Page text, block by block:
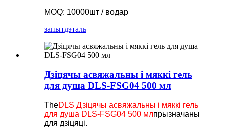
MOQ: 10000шт / водар
запытдэталь
Дзіцячы асвяжальны і мяккі гель
для душа DLS-FSG04 500 мл
TheDLS Дзіцячы асвяжальны і мяккі гель
для душа DLS-FSG04 500 млпрызначаны
для дзіцяці.